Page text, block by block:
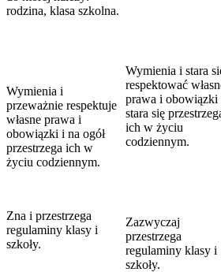
rodzina, klasa szkolna.
Wymienia i
przeważnie respektuje
własne prawa i
obowiązki i na ogół
przestrzega ich w
życiu codziennym.
Zna i przestrzega
regulaminy klasy i
szkoły.
Wymienia i stara
respektować
prawa i obowiązki
stara się
ich w życiu
codziennym.
Zazwyczaj
przestrzega
regulaminy klasy i
szkoły.